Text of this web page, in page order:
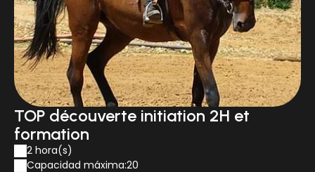
TOP découverte initiation 2H et
formation
2 hora(s)
Capacidad máxima:20